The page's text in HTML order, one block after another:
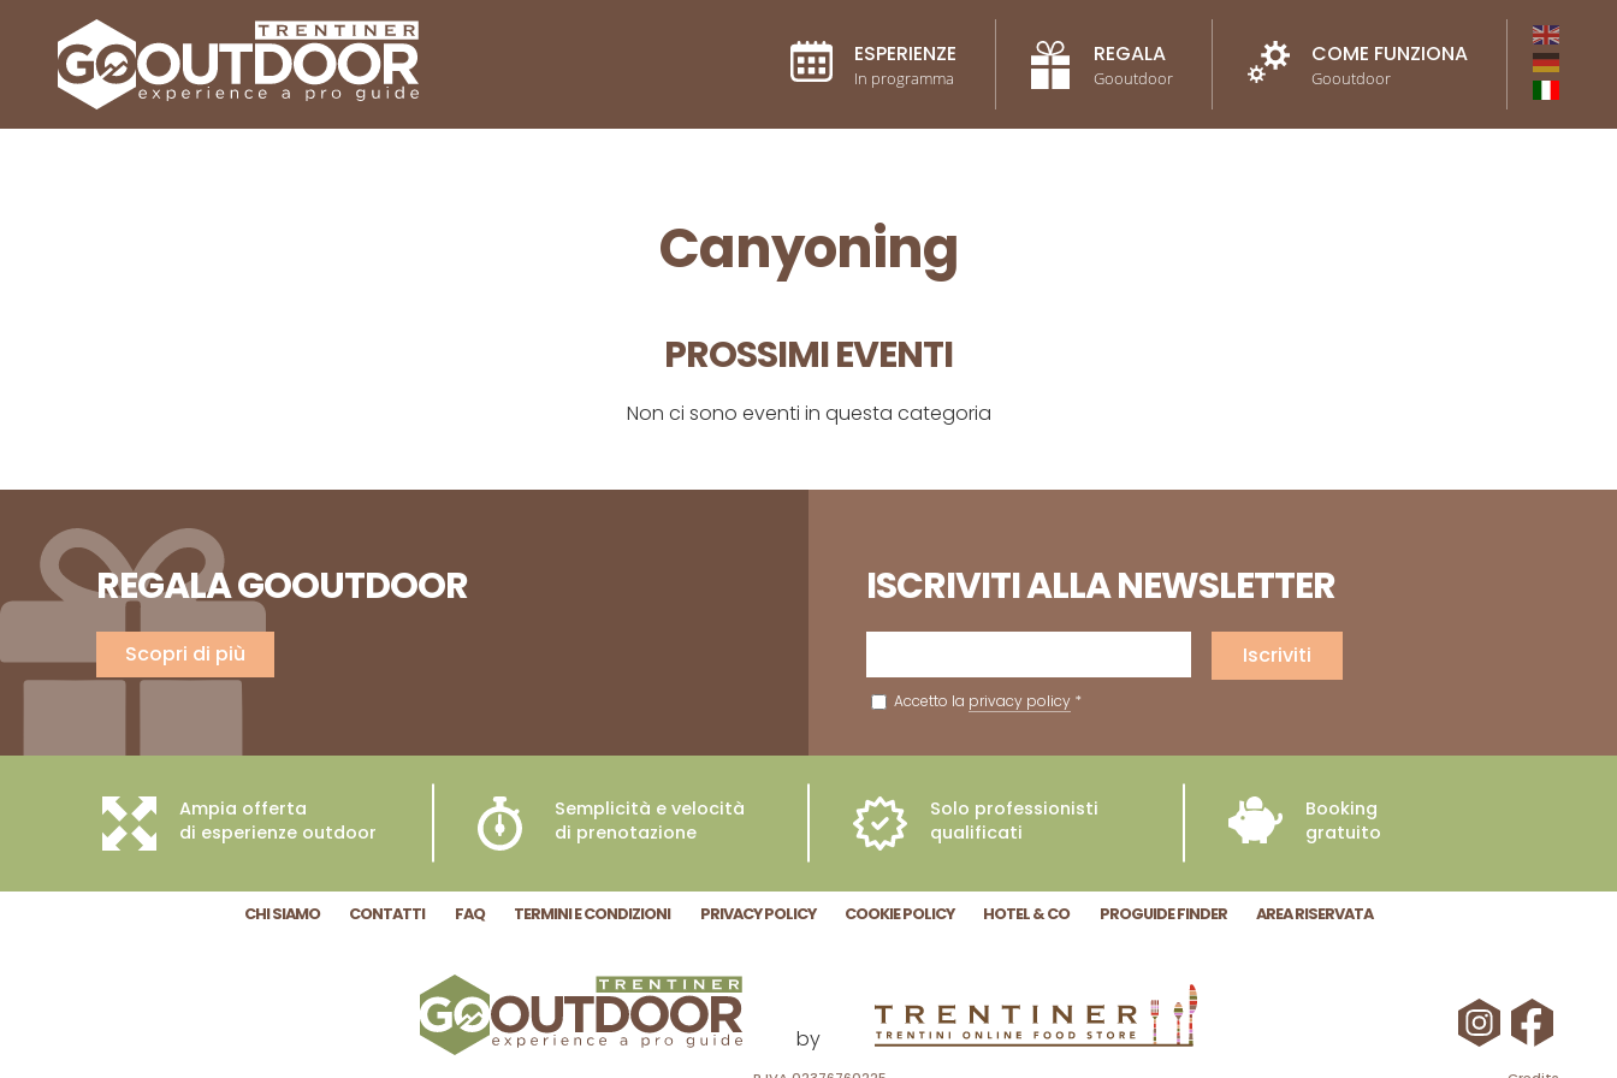
ESPERIENZE
In programma
REGALA
Gooutdoor
COME FUNZIONA
Gooutdoor
Canyoning
PROSSIMI EVENTI
Non ci sono eventi in questa categoria
REGALA GOOUTDOOR
Scopri di più
ISCRIVITI ALLA NEWSLETTER
Accetto la privacy policy *
Iscriviti
Ampia offerta
di esperienze outdoor
Semplicità e velocità
di prenotazione
Solo professionisti
qualificati
Booking
gratuito
CHI SIAMO CONTATTI FAQ TERMINI E CONDIZIONI PRIVACY POLICY COOKIE POLICY HOTEL & CO PROGUIDE FINDER AREA RISERVATA
by